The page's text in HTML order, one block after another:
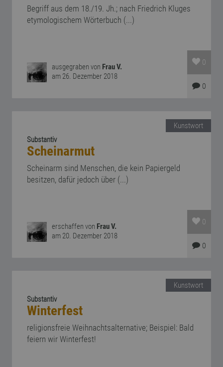
Begriff aus dem 18./19. Jh.; nach Friedrich Kluges
etymologischem Wörterbuch (...)
ausgegraben von Frau V.
am 26. Dezember 2018
0
0
Kunstwort
Substantiv
Scheinarmut
Scheinarm sind Menschen, die kein Papiergeld
besitzen, dafür jedoch über (...)
erschaffen von Frau V.
am 20. Dezember 2018
0
0
Kunstwort
Substantiv
Winterfest
religionsfreie Weihnachtsalternative; Beispiel: Bald
feiern wir Winterfest!